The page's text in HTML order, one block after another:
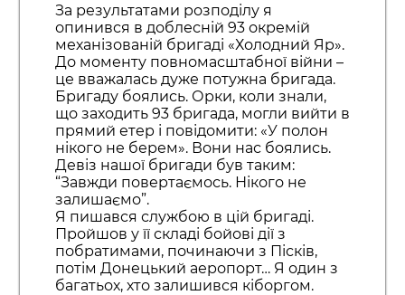
За результатами розподілу я
опинився в доблесній 93 окремій
механізованій бригаді «Холодний Яр».
До моменту повномасштабної війни –
це вважалась дуже потужна бригада.
Бригаду боялись. Орки, коли знали,
що заходить 93 бригада, могли вийти в
прямий етер і повідомити: «У полон
нікого не берем». Вони нас боялись.
Девіз нашої бригади був таким:
“Завжди повертаємось. Нікого не
залишаємо”.
Я пишався службою в цій бригаді.
Пройшов у її складі бойові дії з
побратимами, починаючи з Пісків,
потім Донецький аеропорт… Я один з
багатьох, хто залишився кіборгом.